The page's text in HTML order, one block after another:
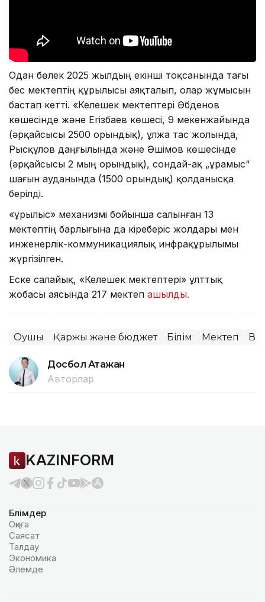
Одан бөлек 2025 жылдың екінші тоқсанында тағы
бес мектептің құрылысы аяқталып, олар жұмысын
бастап кетті. «Келешек мектептері Әбденов
көшесінде және Егізбаев көшесі, 9 мекенжайында
(әрқайсысы 2500 орындық), Құлжа тас жолында,
Рысқұлов даңғылында және Әшімов көшесінде
(әрқайсысы 2 мың орындық), сондай-ақ „Құрамыс“
шағын ауданында (1500 орындық) қолданысқа
берілді.
«Құрылыс» механизмі бойынша салынған 13
мектептің барлығына да кіреберіс жолдары мен
инженерлік-коммуникациялық инфрақұрылымы
жүргізілген.
Еске салайық, «Келешек мектептері» ұлттық
жобасы аясында 217 мектеп ашылды.
Оқушы Қаржы және бюджет Білім Мектеп
Досбол Атажан
Авторлар
KAZINFORM
Бөлімдер
Оқиға
Саясат
Талдау
Экономика
Әлемде